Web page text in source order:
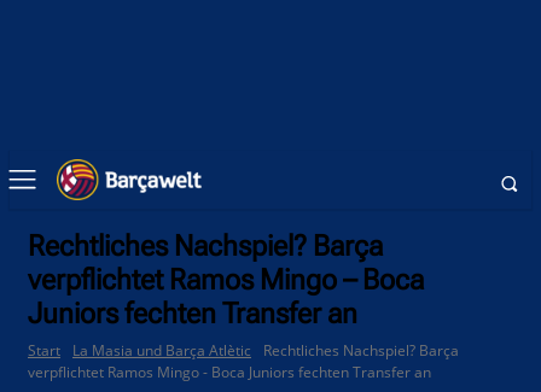
Rechtliches Nachspiel? Barça
verpflichtet Ramos Mingo – Boca
Juniors fechten Transfer an
Start La Masia und Barça Atlètic
Rechtliches Nachspiel? Barça
verpflichtet Ramos Mingo - Boca Juniors fechten Transfer an